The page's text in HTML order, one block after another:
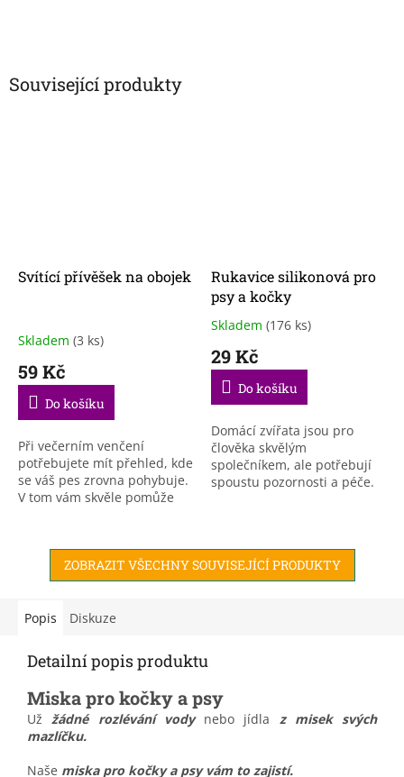
Související produkty
Svítící přívěšek na obojek
Skladem (3 ks)
59 Kč
Do košíku
Při večerním venčení
potřebujete mít přehled, kde
se váš pes zrovna pohybuje.
V tom vám skvěle pomůže
Rukavice silikonová pro
psy a kočky
Průměrné
produktu
4,5
5
hvězdiček.
Skladem (176 ks)
29 Kč
Do košíku
Domácí zvířata jsou pro
člověka skvělým
společníkem, ale potřebují
spoustu pozornosti a péče.
a...
ZOBRAZIT VŠECHNY SOUVISEJÍCÍ PRODUKTY
Popis Diskuze
Detailní popis produktu
Miska pro kočky a psy
Už žádné rozlévání vodynebo jídla z misek svých
mazlíčku.
Naše miska pro kočky a psy vám to zajistí.